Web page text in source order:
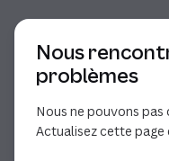
Nous
problèmes
Nous ne pouvons
Actualisez cette page